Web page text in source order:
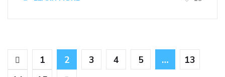
1 2 3 4 5 …
13